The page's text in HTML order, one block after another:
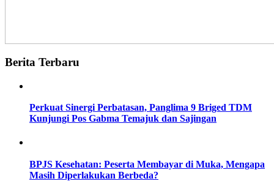
Berita Terbaru
Perkuat Sinergi Perbatasan, Panglima 9 Briged TDM
Kunjungi Pos Gabma Temajuk dan Sajingan
BPJS Kesehatan: Peserta Membayar di Muka, Mengapa
Masih Diperlakukan Berbeda?